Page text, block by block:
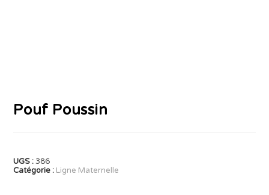
Pouf Poussin
UGS :386
Catégorie : Ligne Maternelle